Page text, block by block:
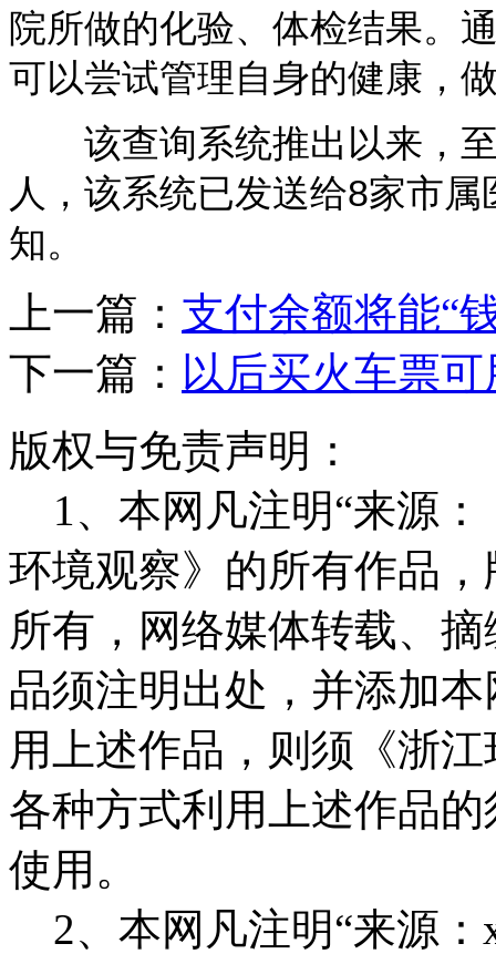
院所做的化验、体检结果。
可以尝试管理自身的健康，
该查询系统推出以来，至
人，该系统已发送给8家市
知。
上一篇： 支付余额将能“
下一篇： 以后买火车票
版权与免责声明：
1、本网凡注明“来源：
环境观察》的所有作品
所有，网络媒体转载、
品须注明出处，并添加
用上述作品，则须《浙
各种方式利用上述作品
使用。
2、本网凡注明“来源：